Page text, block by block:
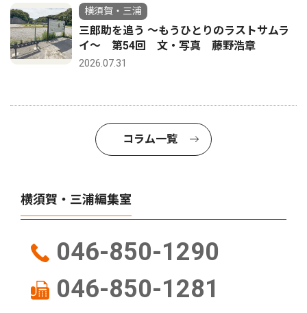
横須賀・三浦
三郎助を追う 〜もうひとりのラストサムラ
イ〜 第54回 文・写真 藤野浩章
2026.07.31
コラム一覧
横須賀・三浦編集室
046-850-1290
046-850-1281